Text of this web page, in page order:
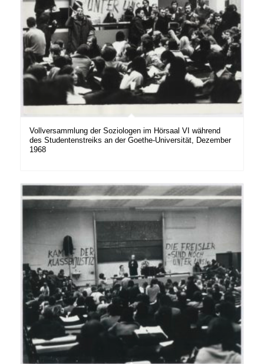
Vollversammlung der Soziologen im Hörsaal VI während
des Studentenstreiks an der Goethe-Universität, Dezember
1968